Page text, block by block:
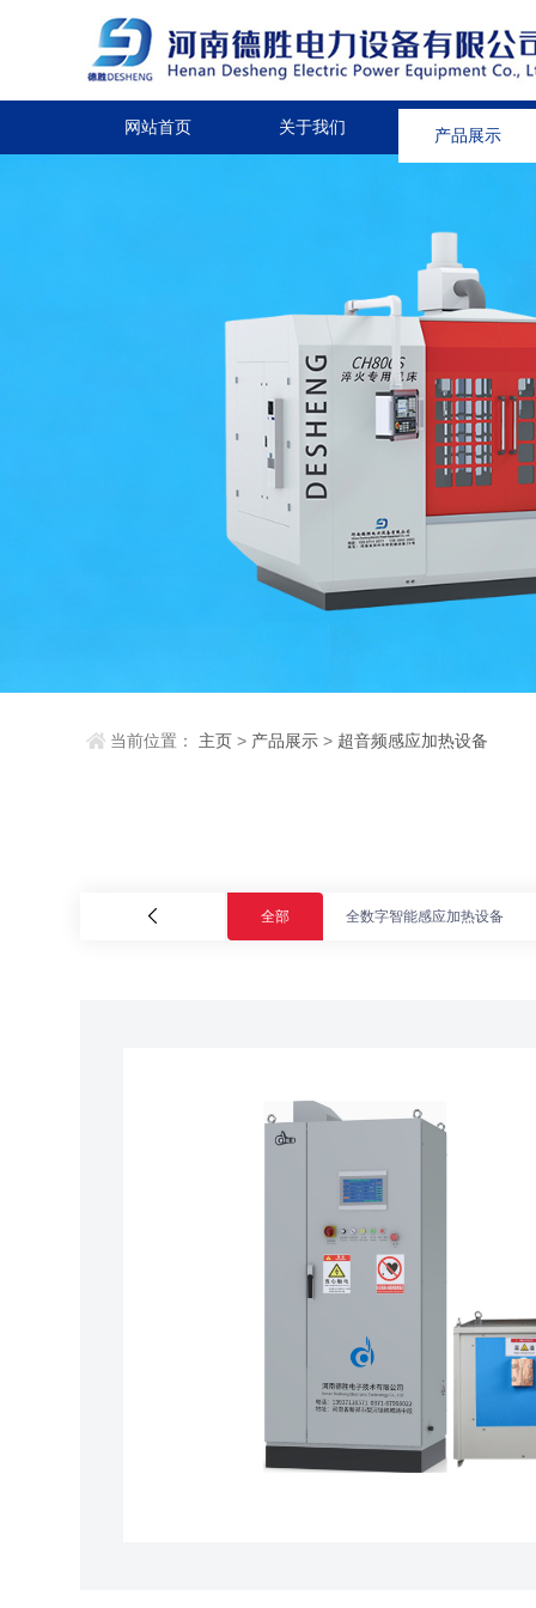
网站首页 关于我们 产品展示
当前位置： 主页 > 产品展示 > 超音频感应加热设备
全部 全数字智能感应加热设备